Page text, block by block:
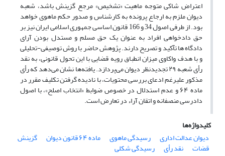
اعتراض شاکی متوجه ماهیت «تشخیص» مرجع گزینش باشد، شعبه
دیوان ملزم به ارجاع پرونده به کارشناس و صدور حکم ماهوی خواهد
بود. از طرفی اصول 34 و 166 قانون اساسی جمهوری اسلامی ایران نیز بر
حق دادخواهی افراد به عنوان یک حق مسلم و مستدل بودن آرای
دادگاه ها تآکید و تصریح دارند. پژوهش حاضر با روش توصیفی-تحلیلی
و با هدف واکاوی میزان انطباق رویه قضایی با این تحول قانونی، به نقد
رأی شعبه ۲۹ تجدیدنظر دیوان می‌پردازد. یافته‌ها نشان می‌دهد که رأی
مذکور علیرغم ادعای بررسی محتویات، با نادیده گرفتن تکلیف مقرر در
ماده ۶۴ و عدم استدلال در خصوص ضوابط «انتخاب اصلح»، با اصول
دادرسی منصفانه و اتقان آراء در تعارض است.
کلیدواژه‌ها
دیوان عدالت اداری
رسیدگی ماهوی ماده ۶۴ قانون دیوان گزینش
قضات نقد رأی رسیدگی شکلی